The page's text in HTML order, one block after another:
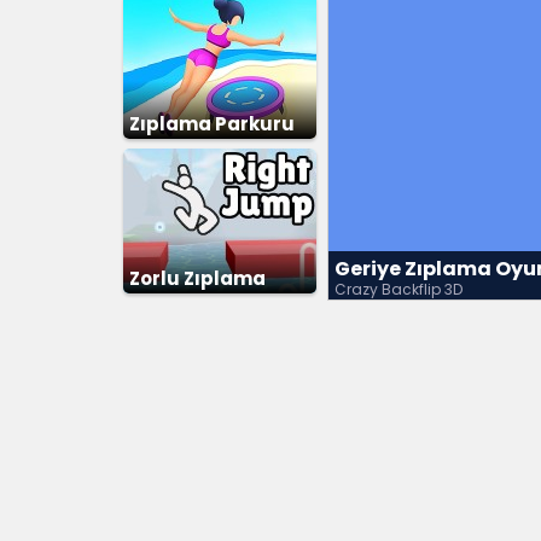
Zıplama Parkuru
Zorlu Zıplama
Geriye Zıplama
Crazy Backflip 3D